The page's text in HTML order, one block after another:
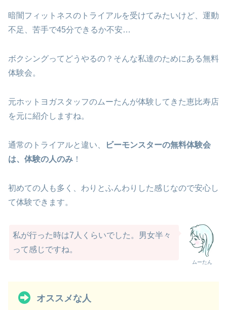
暗闇フィットネスのトライアルを受けてみたいけど、運動
不足、苦手で45分できるか不安…
ボクシングってどうやるの？そんな私達のためにある無料
体験会。
元ホットヨガスタッフのムーたんが体験してきた恵比寿店
を元に紹介しますね。
通常のトライアルと違い、
ビーモンスターの無料体験会
は、体験の人のみ ！
初めての人も多く、わりとふんわりした感じなので安心し
て体験できます。
ムーたん
私が行った時は7人くらいでした。男女半々
って感じですね。
オススメな人